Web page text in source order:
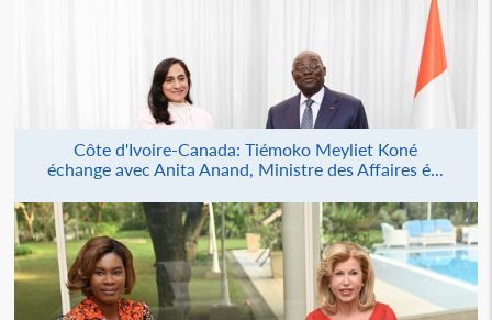
Côte d'Ivoire-Canada: Tiémoko Meyliet Koné
échange avec Anita Anand, Ministre des Affaires é...